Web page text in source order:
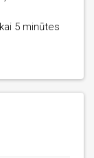
5 minūtes